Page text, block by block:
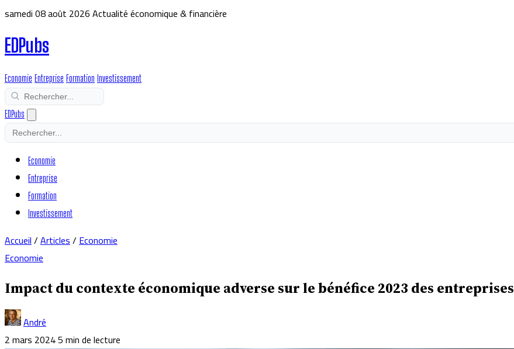
samedi 08 août 2026Actualité économique & financière
EDPubs
Economie Entreprise Formation Investissement
EDPubs
Economie
Entreprise
Formation
Investissement
Accueil/Articles/Economie
Economie
Impact du contexte économique adverse sur le bénéfice 2023 des entreprises
André
2 mars 20245 min de lecture